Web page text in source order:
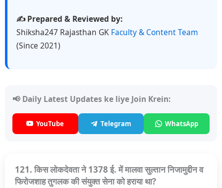
✍️ Prepared & Reviewed by:
Shiksha247 Rajasthan GK Faculty & Content Team
(Since 2021)
📢 Daily Latest Updates ke liye Join Krein:
YouTube Telegram WhatsApp
121. किस लोकदेवता ने 1378 ई. में मालवा सुल्तान निजामुद्दीन व
फिरोजशाह तुगलक की संयुक्त सेना को हराया था?